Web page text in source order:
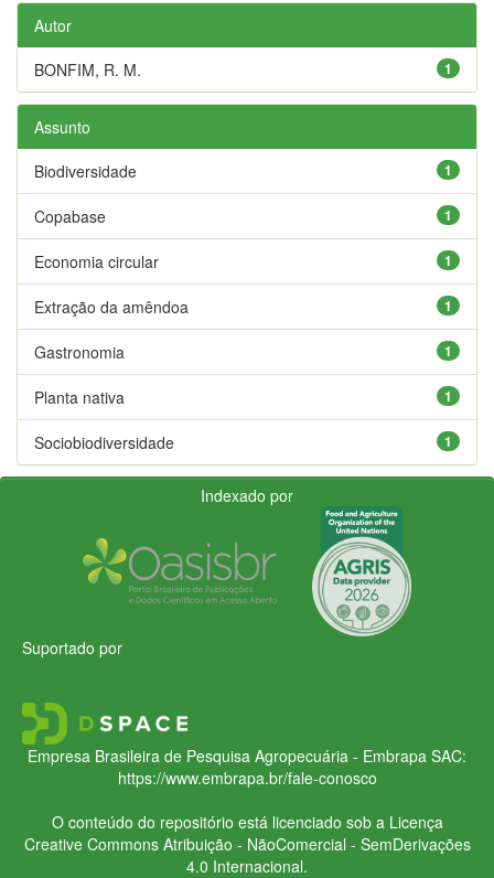
Autor
1
BONFIM, R. M.
Assunto
1
Biodiversidade
1
Copabase
1
Economia circular
1
Extração da amêndoa
1
Gastronomia
1
Planta nativa
1
Sociobiodiversidade
Indexado por
Suportado por
Empresa Brasileira de Pesquisa Agropecuária - Embrapa SAC:
https://www.embrapa.br/fale-conosco
O conteúdo do repositório está licenciado sob a Licença
Creative CommonsAtribuição - NãoComercial - SemDerivações
4.0 Internacional.